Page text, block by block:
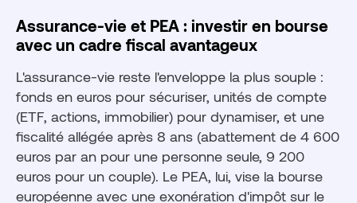
Assurance-vie et PEA : investir en bourse
avec un cadre fiscal avantageux
L'assurance-vie reste l'enveloppe la plus souple :
fonds en euros pour sécuriser, unités de compte
(ETF, actions, immobilier) pour dynamiser, et une
fiscalité allégée après 8 ans (abattement de 4 600
euros par an pour une personne seule, 9 200
euros pour un couple). Le PEA, lui, vise la bourse
européenne avec une exonération d'impôt sur le